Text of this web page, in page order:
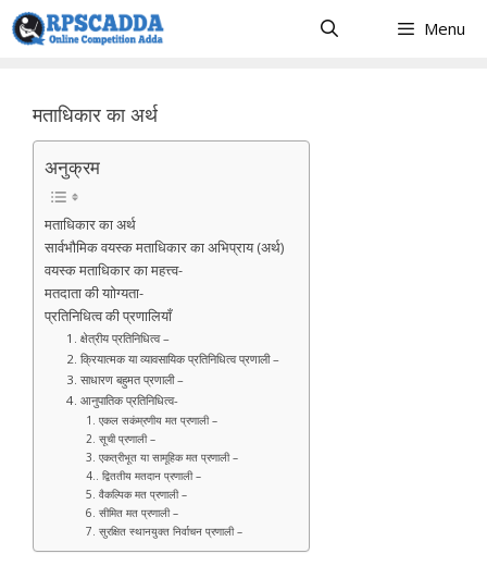
Skip
to
Menu
मताधिकार का अर्थ
अनुक्रम
मताधिकार का अर्थ
सार्वभौमिक वयस्क मताधिकार का अभिप्राय (अर्थ)
वयस्क मताधिकार का महत्त्व-
मतदाता की याोग्यता-
प्रतिनिधित्व की प्रणालियाँ
1. क्षेत्रीय प्रतिनिधित्व –
2. क्रियात्मक या व्यावसायिक प्रतिनिधित्व प्रणाली –
3. साधारण बहुमत प्रणाली –
4. आनुपातिक प्रतिनिधित्व-
1. एकल सकंम्रणीय मत प्रणाली –
2. सूची प्रणाली –
3. एकत्रीभूत या सामूहिक मत प्रणाली –
4.. द्विततीय मतदान प्रणाली –
5. वैकल्पिक मत प्रणाली –
6. सीमित मत प्रणाली –
7. सुरक्षित स्थानयुक्त निर्वाचन प्रणाली –